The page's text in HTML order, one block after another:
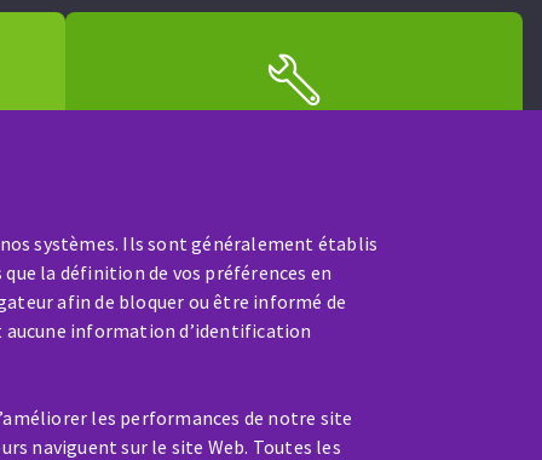
systèmes. Ils sont généralement établis
la définition de vos préférences en
afin de bloquer ou être informé de
aucune information d’identification
les performances de notre site
naviguent sur le site Web. Toutes les
Contactez-nous